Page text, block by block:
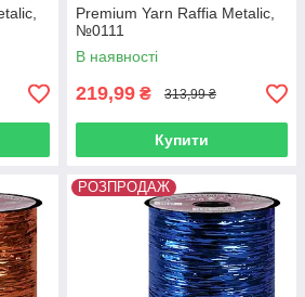
Premium Yarn Raffia Metalic,
№0111
В наявності
219,99 ₴ 313,99 ₴
Купити
РОЗПРОДАЖ